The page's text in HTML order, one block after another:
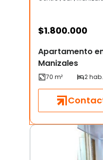
$1.800.000
Apartamento
Manizales